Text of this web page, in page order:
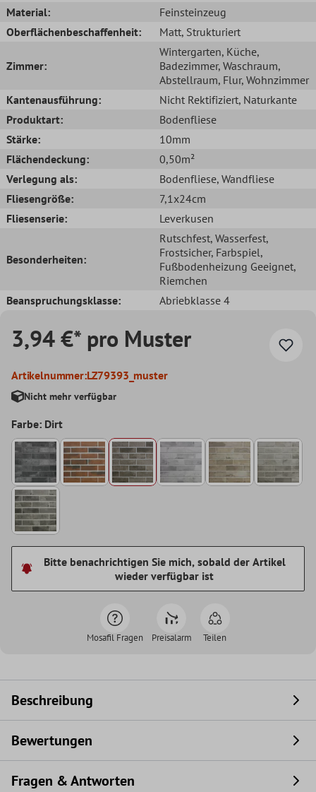
Material:
Feinsteinzeug
Oberflächenbeschaffenheit:
Matt, Strukturiert
Zimmer:
Wintergarten, Küche,
Badezimmer, Waschraum,
Abstellraum, Flur, Wohnzimmer
Kantenausführung:
Nicht Rektifiziert, Naturkante
Produktart:
Bodenfliese
Stärke:
10mm
Flächendeckung:
0,50m²
Verlegung als:
Bodenfliese, Wandfliese
Fliesengröße:
7,1x24cm
Fliesenserie:
Leverkusen
Besonderheiten:
Rutschfest, Wasserfest,
Frostsicher, Farbspiel,
Fußbodenheizung Geeignet,
Riemchen
Beanspruchungsklasse:
Abriebklasse 4
3,94 €* pro Muster
Artikelnummer:LZ79393_muster
Nicht mehr verfügbar
Farbe: Dirt
Bitte benachrichtigen Sie mich, sobald der Artikel
wieder verfügbar ist
Mosafil Fragen Preisalarm Teilen
Beschreibung
Bewertungen
Fragen & Antworten